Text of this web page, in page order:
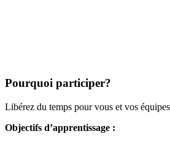
Pourquoi participer?
Libérez du temps pour vous et vos
Objectifs d’apprentissage :